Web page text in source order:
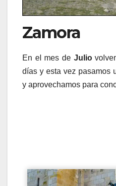
Zamora
En el mes de Julio
días y esta vez pasamos
y aprovechamos para